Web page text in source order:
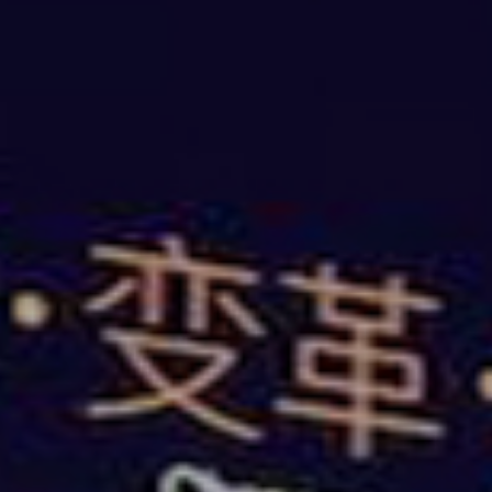
徐州市云龙区演出设
灯光音响LED